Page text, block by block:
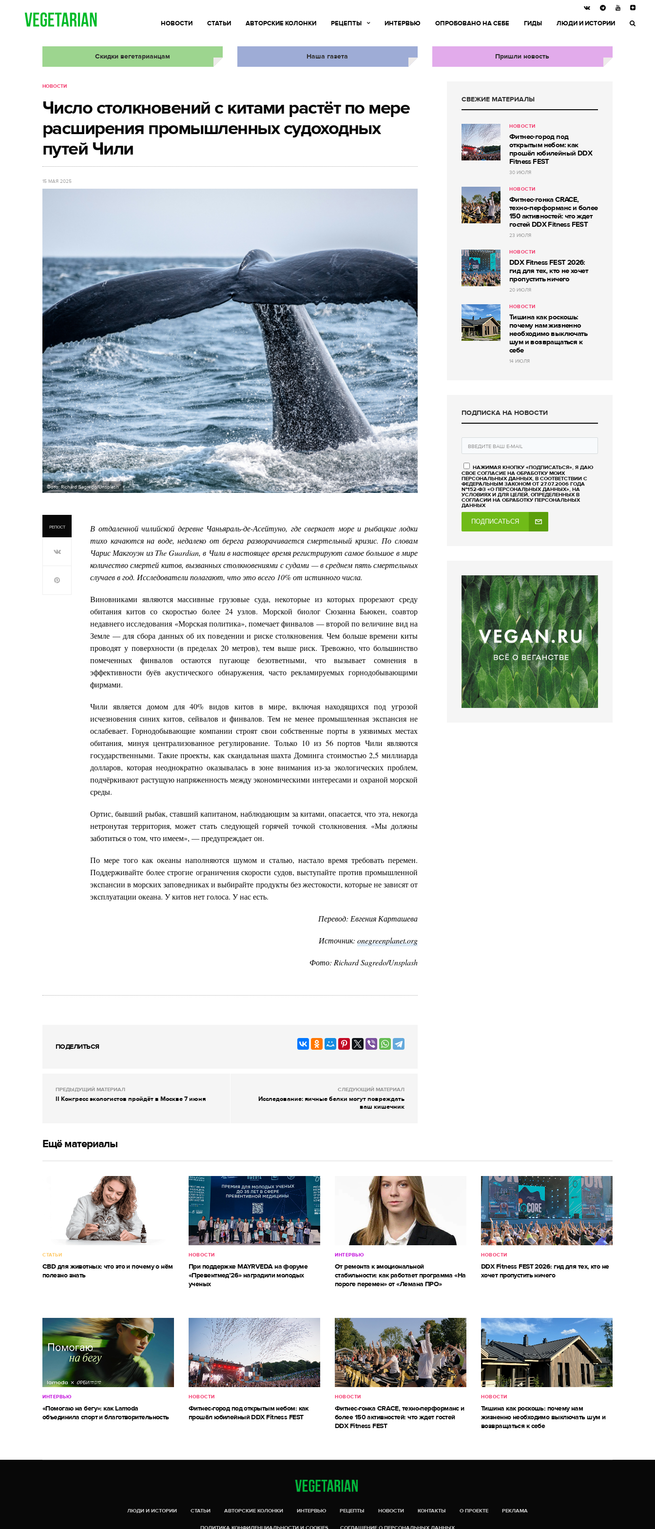
НОВОСТИ СТАТЬИ АВТОРСКИЕ КОЛОНКИ РЕЦЕПТЫ ИНТЕРВЬЮ ОПРОБОВАНО НА СЕБЕ ГИДЫ ЛЮДИ И ИСТОРИИ
Скидки вегетарианцам Наша газета Пришли новость
НОВОСТИ
Число столкновений с китами растёт по мере
расширения промышленных судоходных
путей Чили
15 МАЯ 2025
Фото: Richard Sagredo/Unsplash
РЕПОСТ
В отдаленной чилийской деревне Чаньяраль-де-Асейтуно, где сверкает море и рыбацкие лодки
тихо качаются на воде, недалеко от берега разворачивается смертельный кризис. По словам
Чарис Макгоуэн из The Guardian, в Чили в настоящее время регистрируют самое большое в мире
количество смертей китов, вызванных столкновениями с судами — в среднем пять смертельных
случаев в год. Исследователи полагают, что это всего 10% от истинного числа.
Виновниками являются массивные грузовые суда, некоторые из которых прорезают среду
обитания китов со скоростью более 24 узлов. Морской биолог Сюзанна Бьюкен, соавтор
недавнего исследования «Морская политика», помечает финвалов — второй по величине вид на
Земле — для сбора данных об их поведении и риске столкновения. Чем больше времени киты
проводят у поверхности (в пределах 20 метров), тем выше риск. Тревожно, что большинство
помеченных финвалов остаются пугающе безответными, что вызывает сомнения в
эффективности буёв акустического обнаружения, часто рекламируемых горнодобывающими
фирмами.
Чили является домом для 40% видов китов в мире, включая находящихся под угрозой
исчезновения синих китов, сейвалов и финвалов. Тем не менее промышленная экспансия не
ослабевает. Горнодобывающие компании строят свои собственные порты в уязвимых местах
обитания, минуя централизованное регулирование. Только 10 из 56 портов Чили являются
государственными. Такие проекты, как скандальная шахта Доминга стоимостью 2,5 миллиарда
долларов, которая неоднократно оказывалась в зоне внимания из-за экологических проблем,
подчёркивают растущую напряженность между экономическими интересами и охраной морской
среды.
Ортис, бывший рыбак, ставший капитаном, наблюдающим за китами, опасается, что эта, некогда
нетронутая территория, может стать следующей горячей точкой столкновения. «Мы должны
заботиться о том, что имеем», — предупреждает он.
По мере того как океаны наполняются шумом и сталью, настало время требовать перемен.
Поддерживайте более строгие ограничения скорости судов, выступайте против промышленной
экспансии в морских заповедниках и выбирайте продукты без жестокости, которые не зависят от
эксплуатации океана. У китов нет голоса. У нас есть.
Перевод: Евгения Карташева
Источник: onegreenplanet.org
Фото: Richard Sagredo/Unsplash
ПОДЕЛИТЬСЯ
ПРЕДЫДУЩИЙ МАТЕРИАЛ
II Конгресс экологистов пройдёт в Москве 7 июня
СЛЕДУЮЩИЙ МАТЕРИАЛ
Исследование: яичные белки могут повреждать
ваш кишечник
СВЕЖИЕ МАТЕРИАЛЫ
НОВОСТИ
Фитнес-город под
открытым небом: как
прошёл юбилейный DDX
Fitness FEST
30 ИЮЛЯ
НОВОСТИ
Фитнес-гонка CRACE,
техно-перформанс и более
150 активностей: что ждет
гостей DDX Fitness FEST
23 ИЮЛЯ
НОВОСТИ
DDX Fitness FEST 2026:
гид для тех, кто не хочет
пропустить ничего
20 ИЮЛЯ
НОВОСТИ
Тишина как роскошь:
почему нам жизненно
необходимо выключать
шум и возвращаться к
себе
14 ИЮЛЯ
ПОДПИСКА НА НОВОСТИ
НАЖИМАЯ КНОПКУ «ПОДПИСАТЬСЯ», Я ДАЮ
СВОЕ СОГЛАСИЕ НА ОБРАБОТКУ МОИХ
ПЕРСОНАЛЬНЫХ ДАННЫХ, В СООТВЕТСТВИИ С
ФЕДЕРАЛЬНЫМ ЗАКОНОМ ОТ 27.07.2006 ГОДА
№152-ФЗ «О ПЕРСОНАЛЬНЫХ ДАННЫХ», НА
УСЛОВИЯХ И ДЛЯ ЦЕЛЕЙ, ОПРЕДЕЛЕННЫХ В
СОГЛАСИИ НА ОБРАБОТКУ ПЕРСОНАЛЬНЫХ
ДАННЫХ
ПОДПИСАТЬСЯ
Ещё материалы
СТАТЬИ
CBD для животных: что это и почему о нём
полезно знать
НОВОСТИ
При поддержке MAYRVEDA на форуме
«Превентмед’26» наградили молодых
ученых
ИНТЕРВЬЮ
От ремонта к эмоциональной
стабильности: как работает программа «На
пороге перемен» от «Лемана ПРО»
НОВОСТИ
DDX Fitness FEST 2026: гид для тех, кто не
хочет пропустить ничего
ИНТЕРВЬЮ
«Помогаю на бегу»: как Lamoda
объединила спорт и благотворительность
НОВОСТИ
Фитнес-город под открытым небом: как
прошёл юбилейный DDX Fitness FEST
НОВОСТИ
Фитнес-гонка CRACE, техно-перформанс и
более 150 активностей: что ждет гостей
DDX Fitness FEST
НОВОСТИ
Тишина как роскошь: почему нам
жизненно необходимо выключать шум и
возвращаться к себе
ЛЮДИ И ИСТОРИИ СТАТЬИ АВТОРСКИЕ КОЛОНКИ ИНТЕРВЬЮ РЕЦЕПТЫ НОВОСТИ КОНТАКТЫ О ПРОЕКТЕ РЕКЛАМА